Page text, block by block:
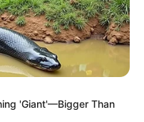
knew about water
'Giant'—Bigger Than